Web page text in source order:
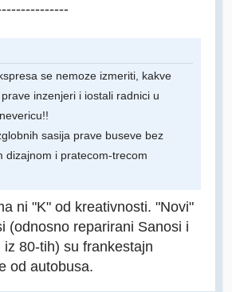
se nemoze izmeriti, kakve
inzenjeri i iostali radnici u
sasija prave buseve bez
dizajnom i pratecom-trecom
ni "K" od kreativnosti. "Novi"
(odnosno reparirani Sanosi i
80-tih) su frankestajn
od autobusa.